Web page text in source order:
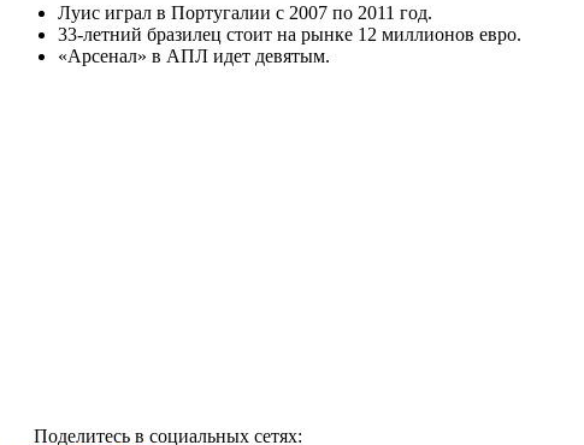
Луис играл в Португалии с 2007 по 2011 год.
33-летний бразилец стоит на рынке 12 миллионов евро.
«Арсенал» в АПЛ идет девятым.
Поделитесь в социальных сетях: